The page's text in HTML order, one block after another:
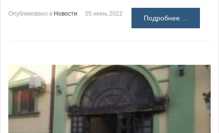
Опубликовано в Новости 05 июнь 2022
Подробнее ...